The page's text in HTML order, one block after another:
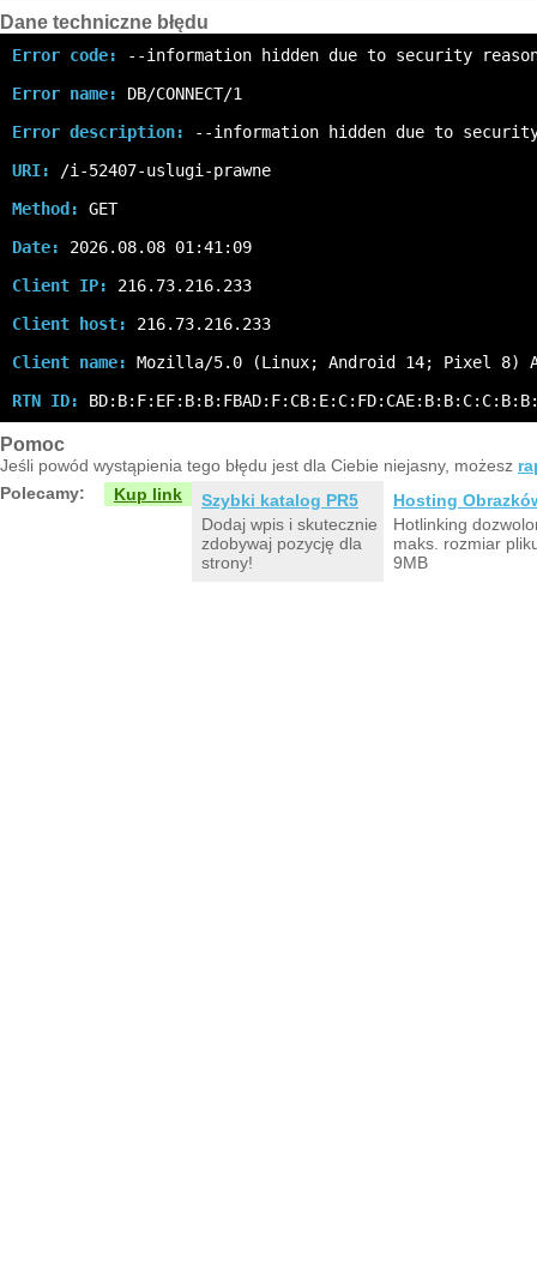
Dane techniczne błędu
Error code:
--information hidden due to security
Error name:
DB/CONNECT/1
Error description:
--information hidden due to
URI:
/i-52407-uslugi-prawne
Method:
GET
Date:
2026.08.08 01:41:09
Client IP:
216.73.216.233
Client host:
216.73.216.233
Client name:
Mozilla/5.0 (Linux; Android 14; Pixel 8)
RTN ID:
Pomoc
Jeśli powód wystąpienia tego błędu jest dla Ciebie niejasny, możesz
Polecamy:
Kup link
Szybki katalog PR5
Dodaj wpis i skutecznie
zdobywaj pozycję dla
strony!
Hosting
Hotlinking
maks. rozmiar
9MB